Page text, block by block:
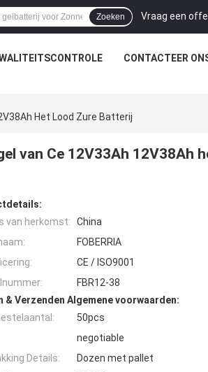
Vraag een
Zoeken
CONTACTEER
Het Lood Zure Batterij
van Ce 12V33Ah 12V38Ah
van herkomst:
China
FOBERRIA
CE / ISO9001
FBR12-38
& Verzenden Algemene voorwaarden:
50pcs
negotiable
Details:
Dozen met pallet